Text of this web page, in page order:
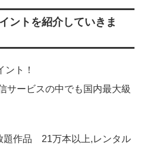
ントを紹介していきま
ト！
サービスの中でも国内最大級
題作品 21万本以上,レンタル